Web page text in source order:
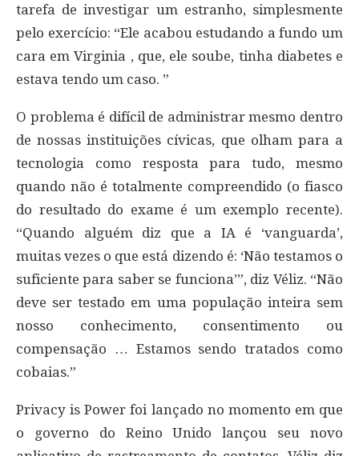
tarefa de investigar um estranho, simplesmente
pelo exercício: “Ele acabou estudando a fundo um
cara em Virginia , que, ele soube, tinha diabetes e
estava tendo um caso. ”
O problema é difícil de administrar mesmo dentro
de nossas instituições cívicas, que olham para a
tecnologia como resposta para tudo, mesmo
quando não é totalmente compreendido (o fiasco
do resultado do exame é um exemplo recente).
“Quando alguém diz que a IA é ‘vanguarda’,
muitas vezes o que está dizendo é: ‘Não testamos o
suficiente para saber se funciona’”, diz Véliz. “Não
deve ser testado em uma população inteira sem
nosso conhecimento, consentimento ou
compensação … Estamos sendo tratados como
cobaias.”
Privacy is Power foi lançado no momento em que
o governo do Reino Unido lançou seu novo